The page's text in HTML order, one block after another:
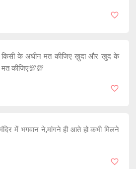
किसी के अधीन मत कीजिए ख़ुदा और खुद के
मत कीजिए💯💯
में भगवान ने,मांगने ही आते हो कभी मिलने